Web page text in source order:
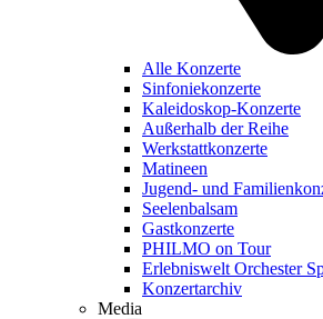
Alle Konzerte
Sinfoniekonzerte
Kaleidoskop-Konzerte
Außerhalb der Reihe
Werkstattkonzerte
Matineen
Jugend- und
Seelenbalsam
Gastkonzerte
PHILMO on Tour
Erlebniswelt Orchester
Konzertarchiv
Media